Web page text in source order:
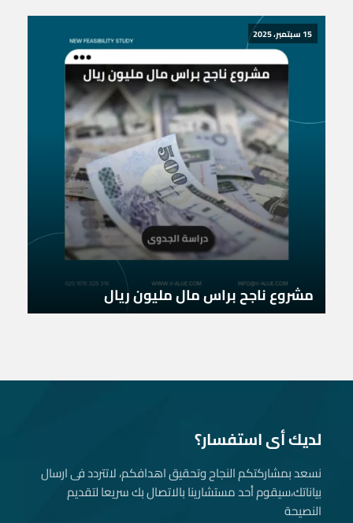
15 سبتمبر، 2025
مشروع ناجح براس مال مليون ريال
لديك أى استفسار؟
نسعد بمشاركتكم النجاح وتحقيق اهدافكم، لاتتردد فى ارسال
بياناتك، سيقوم أحد مستشارينا بالاتصال بك سريعا لتقديم
النصيحة